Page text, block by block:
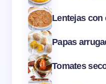
Lentejas con
Papas
Tomates